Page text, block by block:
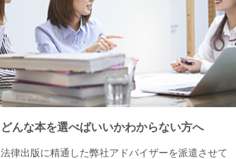
どんな本を選べばいいかわからない方へ
法律出版に精通した弊社アドバイザーを派遣させて